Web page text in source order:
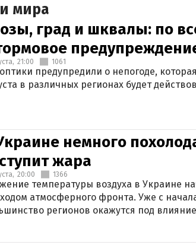
мира
град и шквалы: по
21:00 1061
предупредили о непогоде,
в различных регионах будет
немного
жара
20:00 1366
температуры воздуха в Украине
атмосферного фронта. Уже с
регионов окажутся под